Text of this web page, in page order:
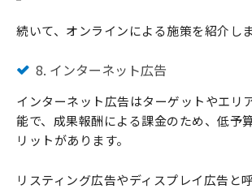
続いて、オンラインによる施策を紹介しま
8. インターネット広告
インターネット広告はターゲットやエリ
能で、成果報酬による課金のため、低予
リットがあります。
リスティング広告やディスプレイ広告と